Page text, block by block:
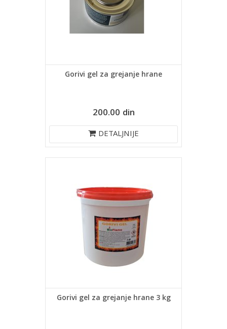
Gorivi gel za grejanje hrane
200.00 din
DETALJNIJE
Gorivi gel za grejanje hrane 3 kg